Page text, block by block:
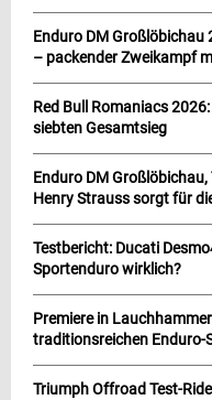
Enduro DM Großlöbichau
– packender Zweikampf
Red Bull Romaniacs
siebten Gesamtsieg
Enduro DM
Henry Strauss sorgt für
Testbericht: Ducati
Sportenduro wirklich?
Premiere in
traditionsreichen Enduro-
Triumph Offroad Test-